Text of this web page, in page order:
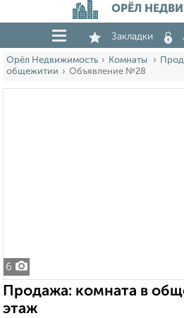
ОРЁЛ
Закладки
Орёл Недвижимость Комнаты
общежитии
Объявление №28
6
Продажа: комната в
этаж